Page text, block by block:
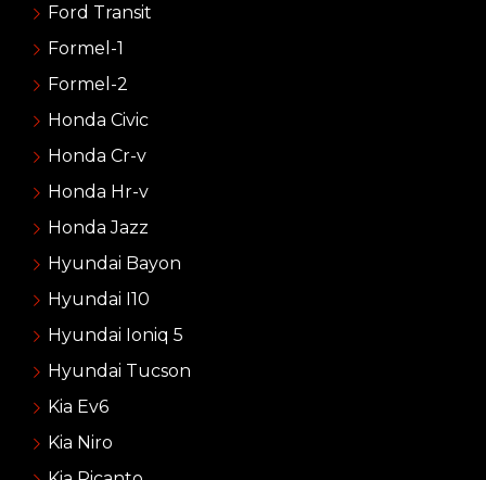
Ford Transit
Formel-1
Formel-2
Honda Civic
Honda Cr-v
Honda Hr-v
Honda Jazz
Hyundai Bayon
Hyundai I10
Hyundai Ioniq 5
Hyundai Tucson
Kia Ev6
Kia Niro